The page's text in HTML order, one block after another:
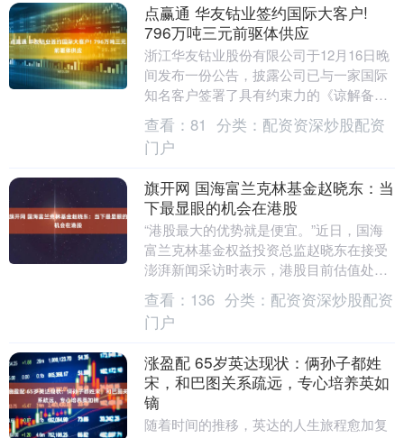
点赢通 华友钴业签约国际大客户!
796万吨三元前驱体供应
浙江华友钴业股份有限公司于12月16日晚
间发布一份公告，披露公司已与一家国际
知名客户签署了具有约束力的《谅解备忘
录》。 根据该备忘录的约定，在协议有效
期内，华友....
查看： 81 分类： 配资资深炒股配资
门户
旗开网 国海富兰克林基金赵晓东：当
下最显眼的机会在港股
“港股最大的优势就是便宜。”近日，国海
富兰克林基金权益投资总监赵晓东在接受
澎湃新闻采访时表示，港股目前估值处于
低位，且大部分大企业注重股东回报，在
分红、回购方面....
查看： 136 分类： 配资资深炒股配资
门户
涨盈配 65岁英达现状：俩孙子都姓
宋，和巴图关系疏远，专心培养英如
镝
随着时间的推移，英达的人生旅程愈加复